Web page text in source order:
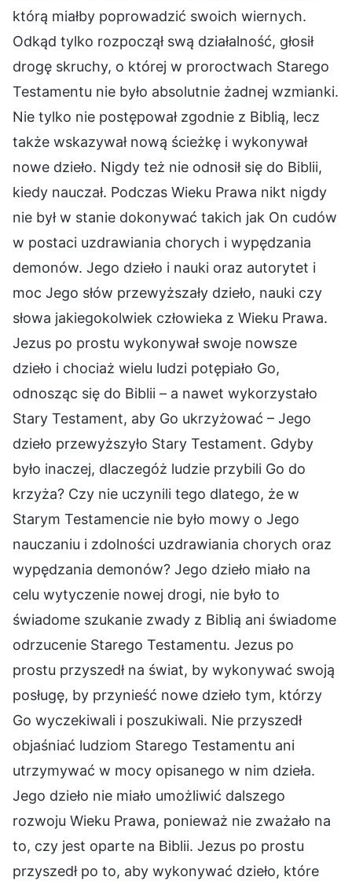
którą miałby poprowadzić swoich wiernych.
Odkąd tylko rozpoczął swą działalność, głosił
drogę skruchy, o której w proroctwach Starego
Testamentu nie było absolutnie żadnej wzmianki.
Nie tylko nie postępował zgodnie z Biblią, lecz
także wskazywał nową ścieżkę i wykonywał
nowe dzieło. Nigdy też nie odnosił się do Biblii,
kiedy nauczał. Podczas Wieku Prawa nikt nigdy
nie był w stanie dokonywać takich jak On cudów
w postaci uzdrawiania chorych i wypędzania
demonów. Jego dzieło i nauki oraz autorytet i
moc Jego słów przewyższały dzieło, nauki czy
słowa jakiegokolwiek człowieka z Wieku Prawa.
Jezus po prostu wykonywał swoje nowsze
dzieło i chociaż wielu ludzi potępiało Go,
odnosząc się do Biblii – a nawet wykorzystało
Stary Testament, aby Go ukrzyżować – Jego
dzieło przewyższyło Stary Testament. Gdyby
było inaczej, dlaczegóż ludzie przybili Go do
krzyża? Czy nie uczynili tego dlatego, że w
Starym Testamencie nie było mowy o Jego
nauczaniu i zdolności uzdrawiania chorych oraz
wypędzania demonów? Jego dzieło miało na
celu wytyczenie nowej drogi, nie było to
świadome szukanie zwady z Biblią ani świadome
odrzucenie Starego Testamentu. Jezus po
prostu przyszedł na świat, by wykonywać swoją
posługę, by przynieść nowe dzieło tym, którzy
Go wyczekiwali i poszukiwali. Nie przyszedł
objaśniać ludziom Starego Testamentu ani
utrzymywać w mocy opisanego w nim dzieła.
Jego dzieło nie miało umożliwić dalszego
rozwoju Wieku Prawa, ponieważ nie zważało na
to, czy jest oparte na Biblii. Jezus po prostu
przyszedł po to, aby wykonywać dzieło, które